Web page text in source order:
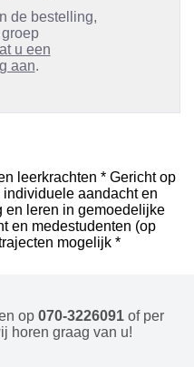
de bestelling,
u een
aan.
leerkrachten * Gericht op
aandacht en
en leren in gemoedelijke
en medestudenten (op
mogelijk *
op 070-3226091 of per
horen graag van u!